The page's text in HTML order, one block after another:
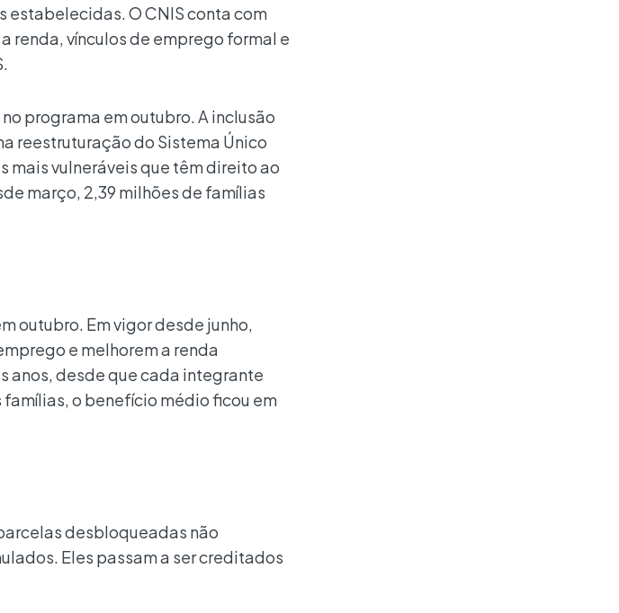
estabelecidas. O CNIS conta com
renda, vínculos de emprego formal e
programa em outubro. A inclusão
reestruturação do Sistema Único
mais vulneráveis que têm direito ao
março, 2,39 milhões de famílias
outubro. Em vigor desde junho,
e melhorem a renda
anos, desde que cada integrante
o benefício médio ficou em
desbloqueadas não
Eles passam a ser creditados